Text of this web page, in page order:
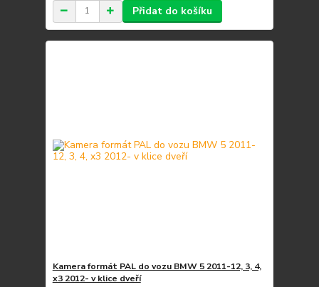
Přidat do košíku
Kamera formát PAL do vozu BMW 5 2011-12, 3, 4,
x3 2012- v klice dveří